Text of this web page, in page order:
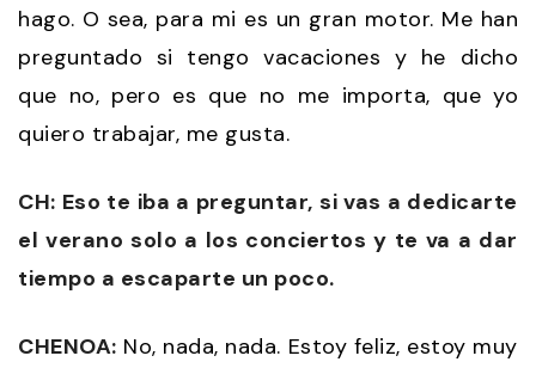
hago. O sea, para mi es un gran motor. Me han
preguntado si tengo vacaciones y he dicho
que no, pero es que no me importa, que yo
quiero trabajar, me gusta.
CH: Eso te iba a preguntar, si vas a dedicarte
el verano solo a los conciertos y te va a dar
tiempo a escaparte un poco.
CHENOA: No, nada, nada. Estoy feliz, estoy muy